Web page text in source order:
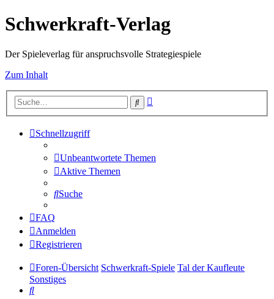
Schwerkraft-Verlag
Der Spieleverlag für anspruchsvolle Strategiespiele
Zum Inhalt
Suche
Schnellzugriff
Unbeantwortete Themen
Aktive Themen
Suche
FAQ
Anmelden
Registrieren
Foren-Übersicht Schwerkraft-Spiele Tal der Kaufleute
Sonstiges
Suche